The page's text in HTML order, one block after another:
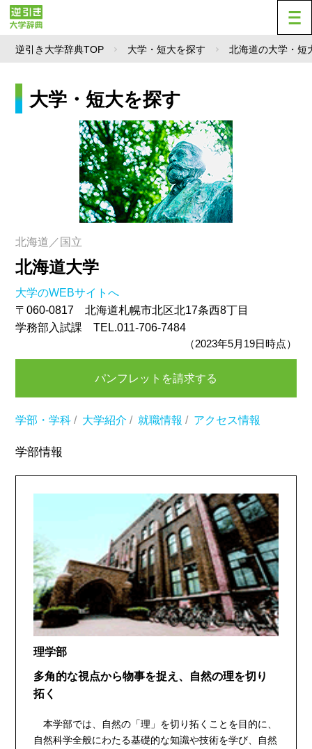
逆引き大学辞典TOP 大学・短大を探す 北海道の大学・短
大学・短大を探す
北海道／国立
北海道大学
大学のWEBサイトへ
〒060-0817 北海道札幌市北区北17条西8丁目
学務部入試課 TEL.011-706-7484
（2023年5月19日時点）
パンフレットを請求する
学部・学科 / 大学紹介 / 就職情報 / アクセス情報
学部情報
理学部
多角的な視点から物事を捉え、自然の理を切り
拓く
本学部では、自然の「理」を切り拓くことを目的に、
自然科学全般にわたる基礎的な知識や技術を学び、自然